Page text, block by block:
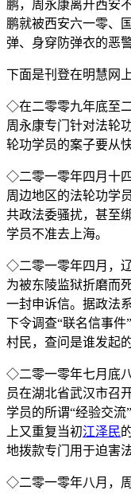
鹏，周永康离开西安
鹏就被西安六一零、
弹、身穿防弹衣的恶
下面是刊登在明慧网
◇在二零零九年底至二
周永康专门针对法轮
轮功学员的案子要从
◇二零一零年四月十
周边地区的法轮功学
共政法委骚扰，甚至
学员不准去上海。
◇二零一零年四月，
为被东陵监狱折磨而
一封申诉信。据政法
下令调查“联名信事
村民，查问是谁发起
◇二零一零年七月底
员在湖北省武汉市召
学员的所谓“经验交
上又重复当初江泽民
地拨款专门用于迫害
◇二零一零年八月，